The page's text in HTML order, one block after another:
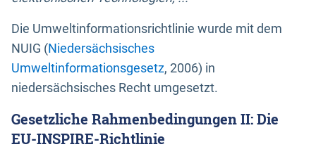
Die Umweltinformationsrichtlinie wurde mit dem
NUIG (Niedersächsisches
Umweltinformationsgesetz, 2006) in
niedersächsisches Recht umgesetzt.
Gesetzliche Rahmenbedingungen II: Die
EU-INSPIRE-Richtlinie